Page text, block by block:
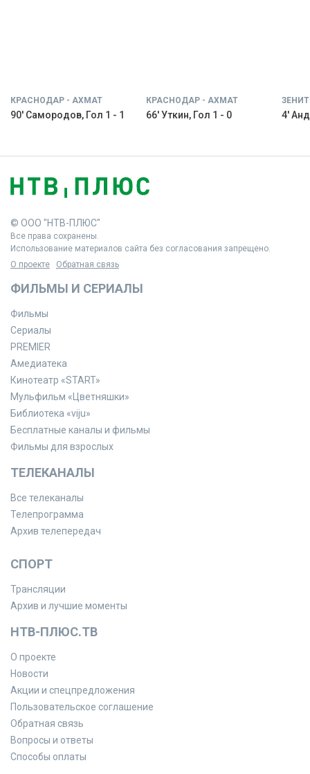
КРАСНОДАР - АХМАТ
90' Самородов, Гол 1 - 1
КРАСНОДАР - АХМАТ
66' Уткин, Гол 1 - 0 4'
© ООО "НТВ-ПЛЮС"
Все права сохранены.
Использование материалов сайта без согласования запрещено.
О проекте
Обратная связь
ФИЛЬМЫ И СЕРИАЛЫ
Фильмы
Сериалы
PREMIER
Амедиатека
Кинотеатр «START»
Мульфильм «Цветняшки»
Библиотека «viju»
Бесплатные каналы и фильмы
Фильмы для взрослых
ТЕЛЕКАНАЛЫ
Все телеканалы
Телепрограмма
Архив телепередач
СПОРТ
Трансляции
Архив и лучшие моменты
НТВ-ПЛЮС.ТВ
О проекте
Новости
Акции и спецпредложения
Пользовательское соглашение
Обратная связь
Вопросы и ответы
Способы оплаты